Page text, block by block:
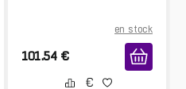
en stock
101.54 €